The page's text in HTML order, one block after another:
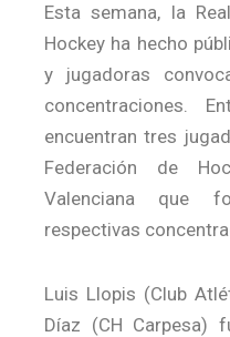
Esta semana, la
Hockey ha hecho
y jugadoras
concentraciones.
encuentran tres
Federación de
Valenciana que
respectivas
Luis Llopis (Club
Díaz (CH Carpesa)